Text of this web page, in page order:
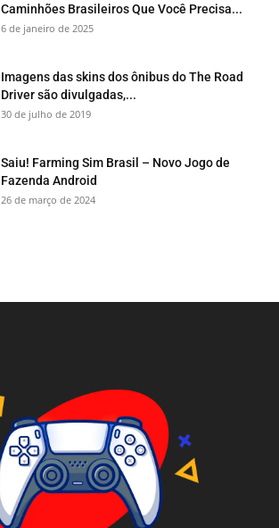
Caminhões Brasileiros Que Você Precisa...
6 de janeiro de 2025
Imagens das skins dos ônibus do The Road
Driver são divulgadas,...
30 de julho de 2019
Saiu! Farming Sim Brasil – Novo Jogo de
Fazenda Android
26 de março de 2024